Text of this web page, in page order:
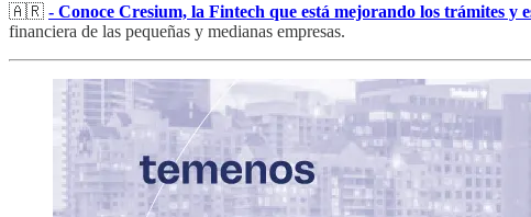
🇦🇷 - Conoce Cresium, la Fintech que está mejorando los trámites y
financiera de las pequeñas y medianas empresas.